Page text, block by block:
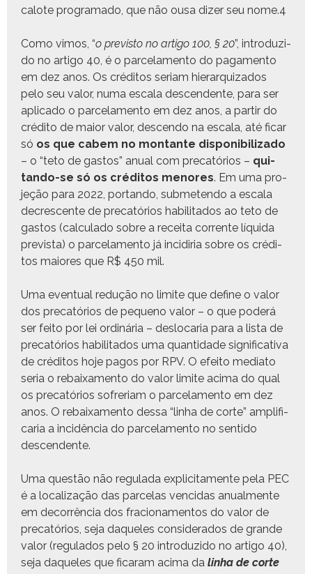
calote pro­gra­ma­do, que não ousa diz­er seu nome.4
Como vimos, “o pre­vis­to no arti­go 100, § 20”, intro­duzi­
do no arti­go 40, é o parce­la­men­to do paga­men­to
em dez anos. Os crédi­tos seri­am hier­ar­quiza­dos
pelo seu val­or, numa escala descen­dente, para ser
apli­ca­do o parce­la­men­to em dez anos, a par­tir do
crédi­to de maior val­or, descen­do na escala, até ficar
só os que cabem no mon­tante disponi­bi­liza­do
– o “teto de gas­tos” anu­al com pre­catórios – qui­
tan­do-se só os crédi­tos menores. Em uma pro­
jeção para 2022, por­tan­do, sub­me­tendo a escala
decres­cente de pre­catórios habil­i­ta­dos ao teto de
gas­tos (cal­cu­la­do sobre a recei­ta cor­rente líqui­da
pre­vista) o parce­la­men­to já incidiria sobre os crédi­
tos maiores que R$ 450 mil.
Uma even­tu­al redução no lim­ite que define o val­or
dos pre­catórios de pequeno val­or – o que poderá
ser feito por lei ordinária – deslo­caria para a lista de
pre­catórios habil­i­ta­dos uma quan­ti­dade sig­ni­fica­ti­va
de crédi­tos hoje pagos por RPV. O efeito medi­a­to
seria o rebaix­a­m­en­to do val­or lim­ite aci­ma do qual
os pre­catórios sofre­ri­am o parce­la­men­to em dez
anos. O rebaix­a­m­en­to dessa “lin­ha de corte” ampli­fi­
caria a incidên­cia do parce­la­men­to no sen­ti­do
descendente.
Uma questão não reg­u­la­da explici­ta­mente pela PEC
é a local­iza­ção das parce­las ven­ci­das anual­mente
em decor­rên­cia dos fra­ciona­men­tos do val­or de
pre­catórios, seja daque­les con­sid­er­a­dos de grande
val­or (reg­u­la­dos pelo § 20 intro­duzi­do no arti­go 40),
seja daque­les que ficaram aci­ma da lin­ha de corte